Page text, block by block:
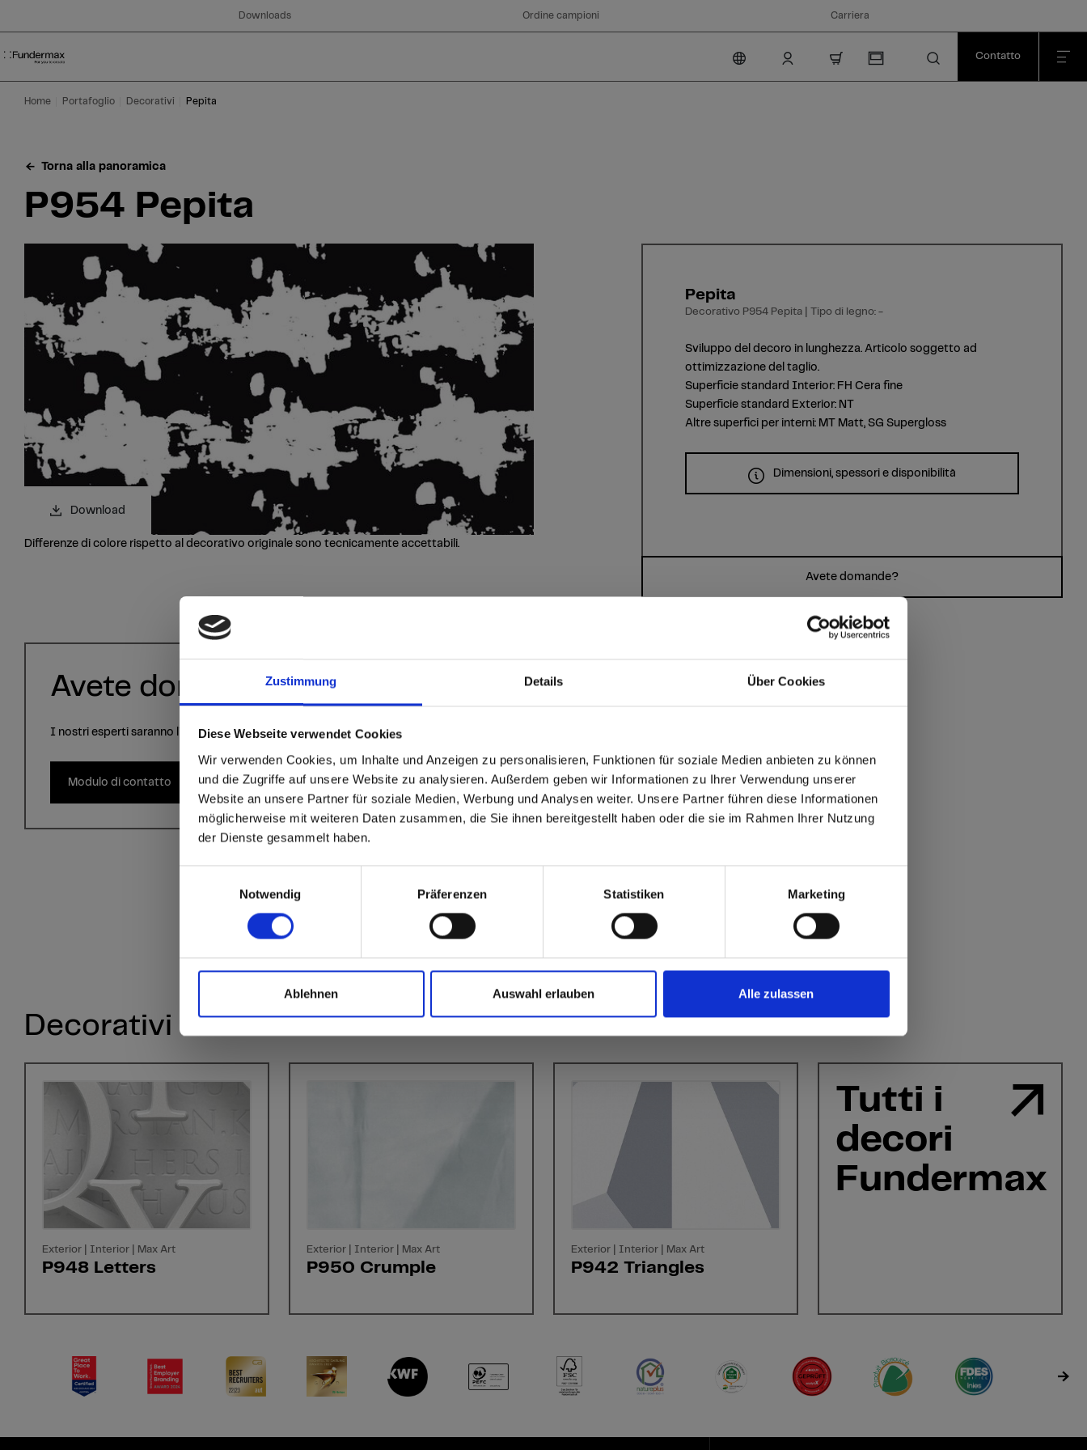
Zustimmung Details Über Cookies
Diese Webseite verwendet Cookies
Wir verwenden Cookies, um Inhalte und Anzeigen zu personalisieren, Funktionen für soziale Medien anbieten zu können
und die Zugriffe auf unsere Website zu analysieren. Außerdem geben wir Informationen zu Ihrer Verwendung unserer
Website an unsere Partner für soziale Medien, Werbung und Analysen weiter. Unsere Partner führen diese Informationen
möglicherweise mit weiteren Daten zusammen, die Sie ihnen bereitgestellt haben oder die sie im Rahmen Ihrer Nutzung
der Dienste gesammelt haben.
Notwendig
Präferenzen Statistiken Marketing
Ablehnen Auswahl erlauben Alle zulassen
Are you based in the Stati Uniti?
Go to the Fundermax North America website directly from here or discover what Fundermax offers in Europe
and the rest of the world!
Downloads Ordine campioni Carriera
Contatto
Home Portafoglio Decorativi Pepita
Torna alla panoramica
P954 Pepita
Download
Differenze di colore rispetto al decorativo originale sono tecnicamente accettabili.
Avete domande?
I nostri esperti saranno lieti di aiutarvi!
Modulo di contatto
Pepita
Decorativo P954 Pepita | Tipo di legno: -
Sviluppo del decoro in lunghezza. Articolo soggetto ad
ottimizzazione del taglio.
Superficie standard Interior: FH Cera fine
Superficie standard Exterior: NT
Altre superfici per interni: MT Matt, SG Supergloss
Dimensioni, spessori e disponibilità
Avete domande?
Decorativi simili
Exterior | Interior | Max Art
P948 Letters
Exterior | Interior | Max Art
P950 Crumple
Exterior | Interior | Max Art
P942 Triangles
Tutti i
decori
Fundermax